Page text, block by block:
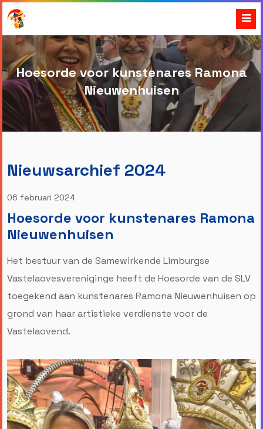
Hoesorde voor kunstenares Ramona
Nieuwenhuisen
Nieuwsarchief 2024
06 februari 2024
Hoesorde voor kunstenares Ramona
Nieuwenhuisen
Het bestuur van de Samewirkende Limburgse
Vastelaovesvereniginge heeft de Hoesorde van de SLV
toegekend aan kunstenares Ramona Nieuwenhuisen op
grond van haar artistieke verdienste voor de
Vastelaovend.